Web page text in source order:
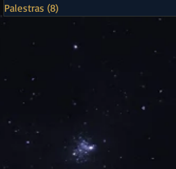
Palestras (8)